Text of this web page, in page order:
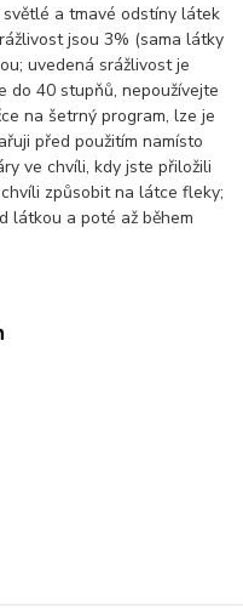
a tmavé odstíny látek
jsou 3% (sama látky
uvedená srážlivost je
do 40 stupňů, nepoužívejte
na šetrný program, lze je
před použitím namísto
ve chvíli, kdy jste přiložili
způsobit na látce fleky;
látkou a poté až během